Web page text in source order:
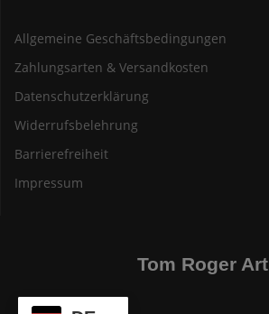
Allgemeine Geschäftsbedingungen
Zahlungsarten & Versandkosten
Datenschutzerklärung
Widerrufsbelehrung
Barrierefreiheit
Impressum
Tom Roger Art